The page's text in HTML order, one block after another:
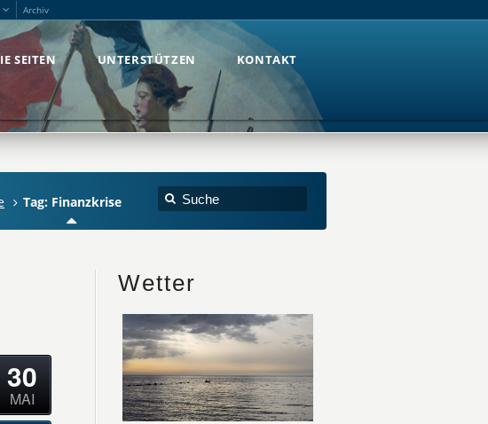
Archiv
SEITEN UNTERSTÜTZEN KONTAKT
Tag: Finanzkrise
30
MAI
Wetter
Archiv
SEITEN UNTERSTÜTZEN KONTAKT